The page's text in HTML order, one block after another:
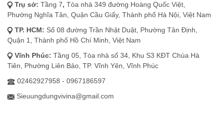
Trụ sở: Tầng 7, Tòa nhà 349 đường Hoàng Quốc Việt,
Phường Nghĩa Tân, Quận Cầu Giấy, Thành phố Hà Nội, Việt Nam
TP. HCM: Số 08 đường Trần Nhật Duật, Phường Tân Định,
Quận 1, Thành phố Hồ Chí Minh, Việt Nam
Vĩnh Phúc: Tầng 05, Tòa nhà số 34, Khu S3 KĐT Chùa Hà
Tiên, Phường Liên Bảo, TP. Vĩnh Yên, Vĩnh Phúc
02462927958 - 0967186597
Sieuungdungvivina@gmail.com